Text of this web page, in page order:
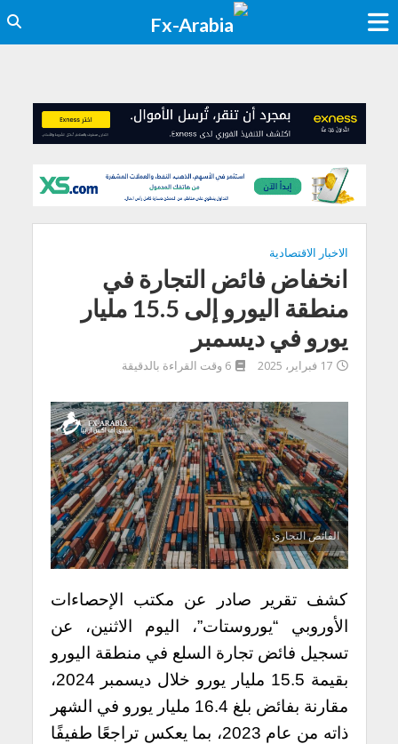
الاخبار الاقتصادية
انخفاض فائض التجارة في
منطقة اليورو إلى 15.5 مليار
يورو في ديسمبر
17 فبراير، 2025 6 وقت القراءة بالدقيقة
الفائض التجاري
كشف تقرير صادر عن مكتب الإحصاءات
الأوروبي “يوروستات”، اليوم الاثنين، عن
تسجيل فائض تجارة السلع في منطقة اليورو
بقيمة 15.5 مليار يورو خلال ديسمبر 2024،
مقارنة بفائض بلغ 16.4 مليار يورو في الشهر
ذاته من عام 2023، بما يعكس تراجعًا طفيفًا